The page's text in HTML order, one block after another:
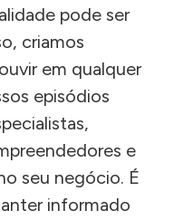
pode ser
criamos
em qualquer
episódios
e
seu negócio. É
informado